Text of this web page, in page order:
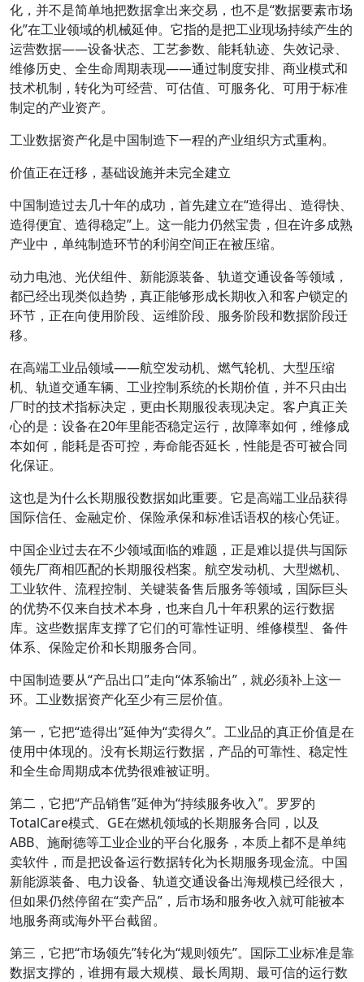
化，并不是简单地把数据拿出来交易，也不是“数据要素市场
化”在工业领域的机械延伸。它指的是把工业现场持续产生的
运营数据——设备状态、工艺参数、能耗轨迹、失效记录、
维修历史、全生命周期表现——通过制度安排、商业模式和
技术机制，转化为可经营、可估值、可服务化、可用于标准
制定的产业资产。
工业数据资产化是中国制造下一程的产业组织方式重构。
价值正在迁移，基础设施并未完全建立
中国制造过去几十年的成功，首先建立在“造得出、造得快、
造得便宜、造得稳定”上。这一能力仍然宝贵，但在许多成熟
产业中，单纯制造环节的利润空间正在被压缩。
动力电池、光伏组件、新能源装备、轨道交通设备等领域，
都已经出现类似趋势，真正能够形成长期收入和客户锁定的
环节，正在向使用阶段、运维阶段、服务阶段和数据阶段迁
移。
在高端工业品领域——航空发动机、燃气轮机、大型压缩
机、轨道交通车辆、工业控制系统的长期价值，并不只由出
厂时的技术指标决定，更由长期服役表现决定。客户真正关
心的是：设备在20年里能否稳定运行，故障率如何，维修成
本如何，能耗是否可控，寿命能否延长，性能是否可被合同
化保证。
这也是为什么长期服役数据如此重要。它是高端工业品获得
国际信任、金融定价、保险承保和标准话语权的核心凭证。
中国企业过去在不少领域面临的难题，正是难以提供与国际
领先厂商相匹配的长期服役档案。航空发动机、大型燃机、
工业软件、流程控制、关键装备售后服务等领域，国际巨头
的优势不仅来自技术本身，也来自几十年积累的运行数据
库。这些数据库支撑了它们的可靠性证明、维修模型、备件
体系、保险定价和长期服务合同。
中国制造要从“产品出口”走向“体系输出”，就必须补上这一
环。工业数据资产化至少有三层价值。
第一，它把“造得出”延伸为“卖得久”。工业品的真正价值是在
使用中体现的。没有长期运行数据，产品的可靠性、稳定性
和全生命周期成本优势很难被证明。
第二，它把“产品销售”延伸为“持续服务收入”。罗罗的
TotalCare模式、GE在燃机领域的长期服务合同，以及
ABB、施耐德等工业企业的平台化服务，本质上都不是单纯
卖软件，而是把设备运行数据转化为长期服务现金流。中国
新能源装备、电力设备、轨道交通设备出海规模已经很大，
但如果仍然停留在“卖产品”，后市场和服务收入就可能被本
地服务商或海外平台截留。
第三，它把“市场领先”转化为“规则领先”。国际工业标准是靠
数据支撑的，谁拥有最大规模、最长周期、最可信的运行数